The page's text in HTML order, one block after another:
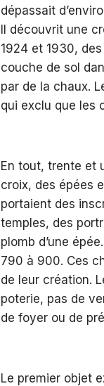
dépassait
Il découvrit une
1924 et 1930,
couche de sol
par de la chaux.
qui exclu que les
En tout, trente et
croix, des épées
portaient des
temples, des
plomb d’une
790 à 900. Ces
de leur création.
poterie, pas de
de foyer ou de
Le premier objet